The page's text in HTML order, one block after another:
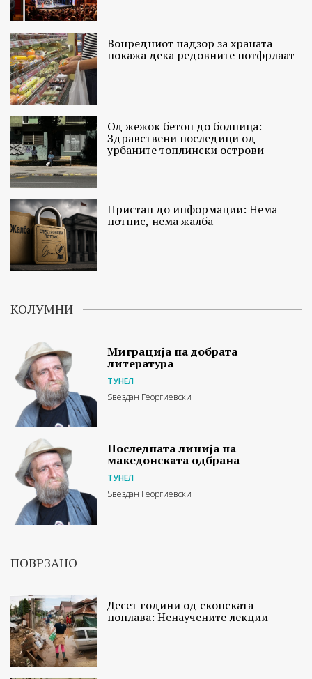
Вонредниот надзор за храната
покажа дека редовните потфрлаат
Од жежок бетон до болница:
Здравствени последици од
урбаните топлински острови
Пристап до информации: Нема
потпис, нема жалба
КОЛУМНИ
Миграција на добрата
литература
ТУНЕЛ
Ѕвездан Георгиевски
Последната линија на
македонската одбрана
ТУНЕЛ
Ѕвездан Георгиевски
ПОВРЗАНО
Десет години од скопската
поплава: Ненаучените лекции